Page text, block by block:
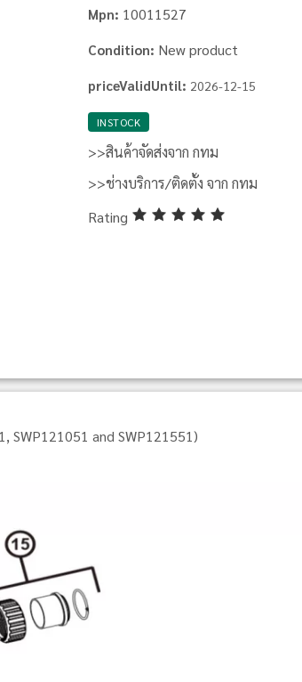
Mpn: 10011527
Condition: New product
priceValidUntil: 2026-12-15
INSTOCK
>>สินค้าจัดส่งจาก กทม
>>ช่างบริการ/ติดตั้ง จาก กทม
Rating
SWP121051 and SWP121551)